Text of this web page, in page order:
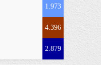
1.973
4.396
2.879